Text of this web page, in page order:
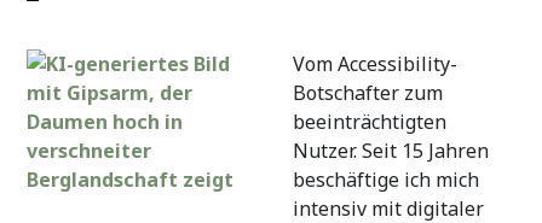
Vom Accessibility-
Botschafter zum
beeinträchtigten
Nutzer. Seit 15 Jahren
beschäftige ich mich
intensiv mit digitaler